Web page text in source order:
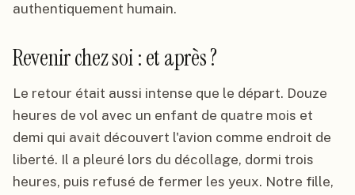
authentiquement humain.
Revenir chez soi : et après ?
Le retour était aussi intense que le départ. Douze
heures de vol avec un enfant de quatre mois et
demi qui avait découvert l'avion comme endroit de
liberté. Il a pleuré lors du décollage, dormi trois
heures, puis refusé de fermer les yeux. Notre fille,